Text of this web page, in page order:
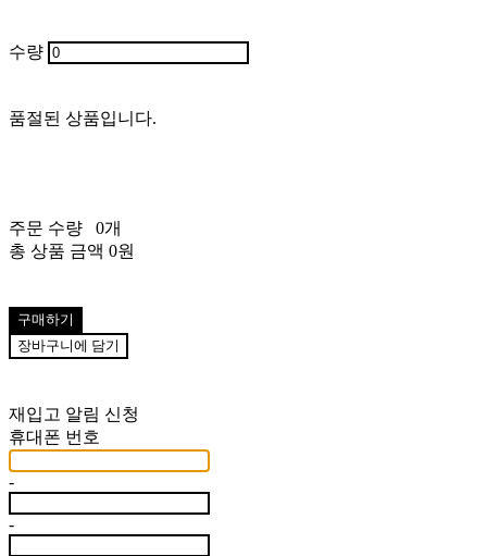
수량
품절된 상품입니다.
주문 수량
0개
총 상품 금액 0원
구매하기
장바구니에 담기
재입고 알림 신청
휴대폰 번호
-
-